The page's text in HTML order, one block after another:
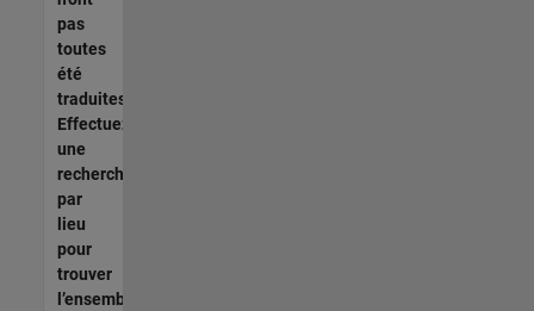
pas
toutes
été
traduites.
Effectuez
une
recherche
par
lieu
pour
trouver
l’ensemble